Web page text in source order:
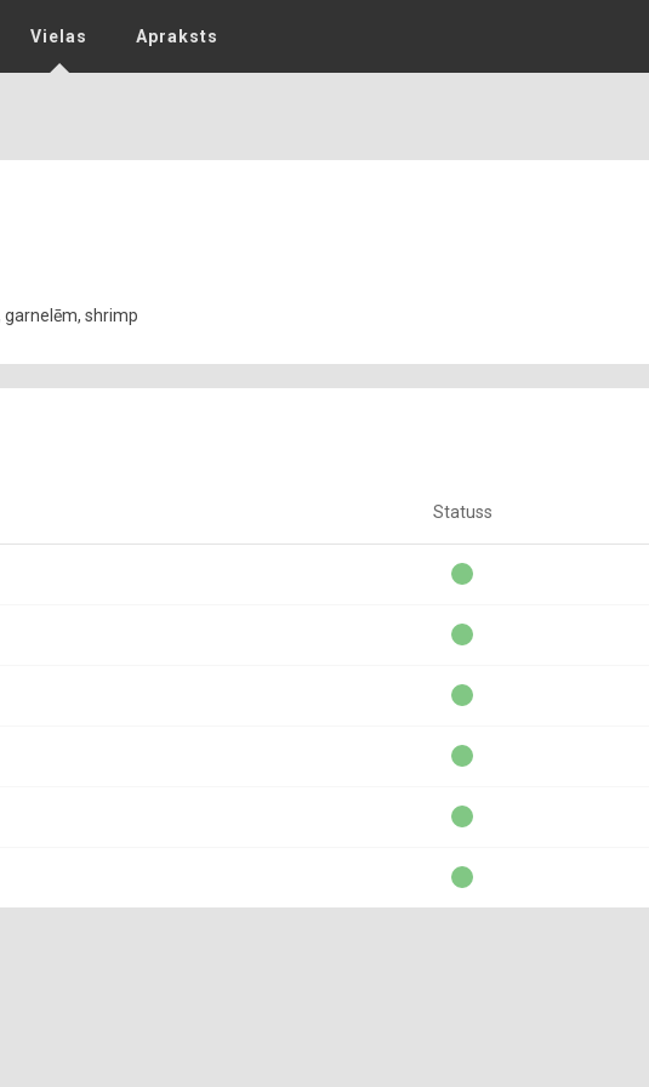
Vielas Apraksts
garnelēm, shrimp
Statuss